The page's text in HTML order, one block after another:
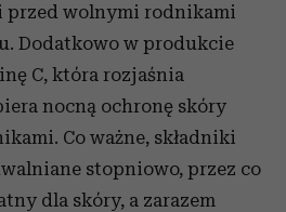
przed wolnymi rodnikami
Dodatkowo w produkcie
C, która rozjaśnia
nocną ochronę skóry
Co ważne, składniki
stopniowo, przez co
dla skóry, a zarazem